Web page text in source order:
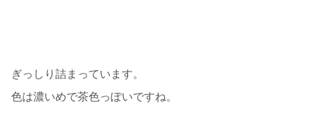
ぎっしり詰まっています。
色は濃いめで茶色っぽいですね。